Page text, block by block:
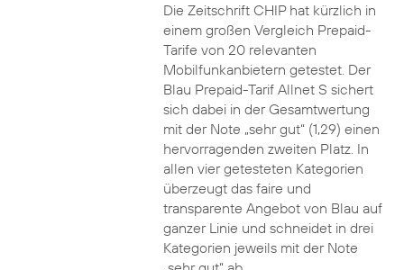
Die Zeitschrift CHIP hat kürzlich in
einem großen Vergleich Prepaid-
Tarife von 20 relevanten
Mobilfunkanbietern getestet. Der
Blau Prepaid-Tarif Allnet S sichert
sich dabei in der Gesamtwertung
mit der Note „sehr gut“ (1,29) einen
hervorragenden zweiten Platz. In
allen vier getesteten Kategorien
überzeugt das faire und
transparente Angebot von Blau auf
ganzer Linie und schneidet in drei
Kategorien jeweils mit der Note